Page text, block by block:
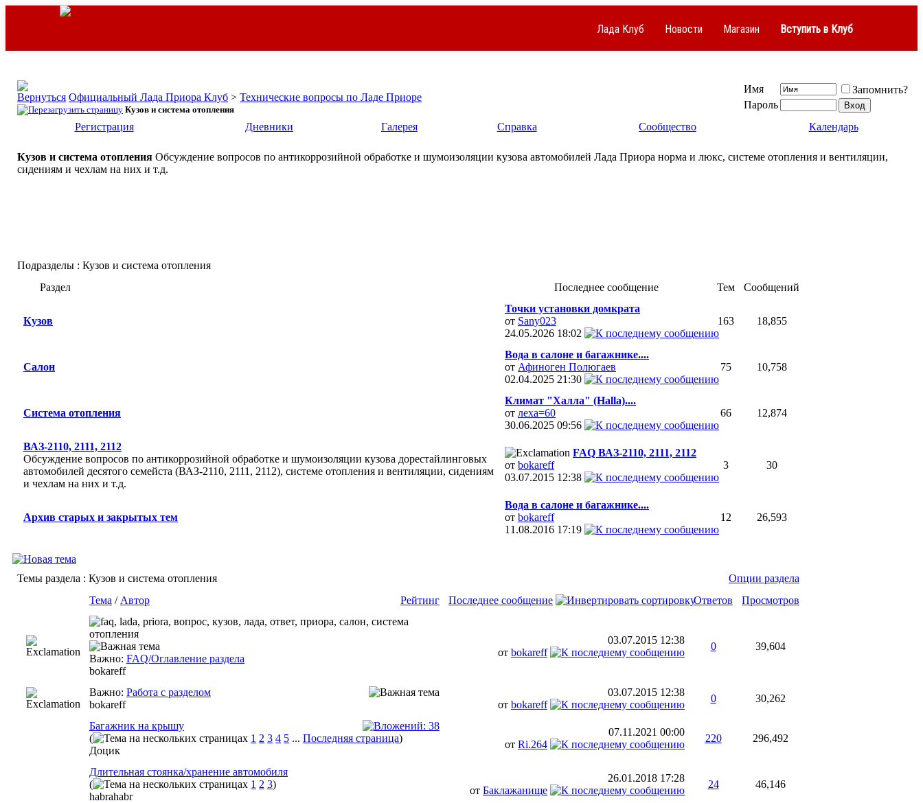
Лада Клуб Новости Магазин Вступить в Клуб
Официальный Лада Приора Клуб > Технические вопросы по Ладе Приоре
Кузов и система отопления
Имя
Запомнить?
Пароль
Регистрация
Дневники Галерея Справка Сообщество Календарь
Кузов и система отопления Обсуждение вопросов по антикоррозийной обработке и шумоизоляции кузова автомобилей Лада Приора норма и люкс, системе отопления и вентиляции,
сидениям и чехлам на них и т.д.
Подразделы : Кузов и система отопления
Раздел
Последнее сообщение Тем Сообщений
Кузов
Точки установки домкрата
от Sany023
24.05.2026 18:02
163 18,855
Салон
Вода в салоне и багажнике....
от Афиноген Полюгаев
02.04.2025 21:30
75 10,758
Система отопления
Климат "Халла" (Halla)....
от леха=60
30.06.2025 09:56
66 12,874
ВАЗ-2110, 2111, 2112
Обсуждение вопросов по антикоррозийной обработке и шумоизоляции кузова дорестайлинговых
автомобилей десятого семейста (ВАЗ-2110, 2111, 2112), системе отопления и вентиляции, сидениям
и чехлам на них и т.д.
FAQ ВАЗ-2110, 2111, 2112
от bokareff
03.07.2015 12:38
3 30
Архив старых и закрытых тем
Вода в салоне и багажнике....
от bokareff
11.08.2016 17:19
12 26,593
Темы раздела : Кузов и система отопления
Опции раздела
Рейтинг
Тема / Автор Последнее сообщение Ответов Просмотров
Важно: FAQ/Оглавление раздела
bokareff
03.07.2015 12:38
от bokareff
0 39,604
Важно: Работа с разделом
bokareff
03.07.2015 12:38
от bokareff
0 30,262
Багажник на крышу
(
1 2 3 4 5 ... Последняя страница)
Доцик
07.11.2021 00:00
от Ri.264
220 296,492
Длительная стоянка/хранение автомобиля
(
1 2 3)
habrahabr
26.01.2018 17:28
от Баклажанище
24 46,146